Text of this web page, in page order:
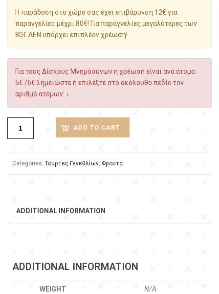
Η παράδοση στο χώρο σας έχει επιβάρυνση 12€ για
παραγγελίες μέχρι 80€! Για παραγγελίες μεγαλύτερες των
80€ ΔΕΝ υπάρχει επιπλέον χρέωση!
Για τους Δίσκους Μνημόσυνων η χρέωση είναι ανά άτομο:
5€ /6€ Σημειώστε ή επιλέξτε στο ακόλουθο πεδίο τον
αριθμό ατόμων: ↓
ADD TO CART
Categories: Τούρτες Γενεθλίων, Φρουτα
ADDITIONAL INFORMATION
ADDITIONAL INFORMATION
WEIGHT N/A